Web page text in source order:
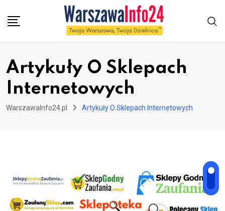
Artykuły O Sklepach
Internetowych
WarszawaInfo24.pl Artykuły O Sklepach Internetowych